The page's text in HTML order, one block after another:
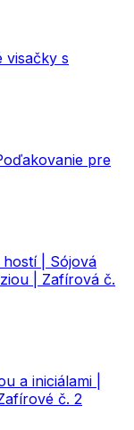
visačky s
pre
| Sójová
| Zafírová č.
a iniciálami |
č. 2